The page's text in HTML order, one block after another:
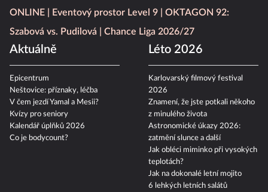
ONLINE
Eventový prostor Level 9
OKTAGON 92:
Szabová vs. Pudilová
Chance Liga 2026/27
Aktuálně
Epicentrum
Neštovice: příznaky, léčba
V čem jezdí Yamal a Mesii?
Kvízy pro seniory
Kalendář úplňků 2026
Co je bodycount?
Léto 2026
Karlovarský filmový festival
2026
Znamení, že jste potkali někoho
z minulého života
Astronomické úkazy 2026:
zatmění slunce a další
Jak obléci miminko při vysokých
teplotách?
Jak na dokonalé letní mojito
6 lehkých letních salátů